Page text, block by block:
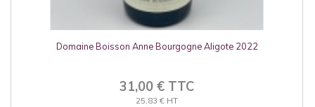
Domaine Boisson Anne Bourgogne Aligote 2022
31,00 € TTC
25,83 € HT